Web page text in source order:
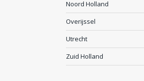
Noord Holland
Overijssel
Utrecht
Zuid Holland